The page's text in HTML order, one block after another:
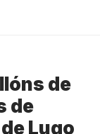
de
de
Lugo